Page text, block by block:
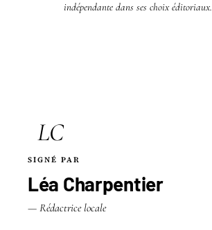
indépendante dans ses choix éditoriaux.
LC
SIGNÉ PAR
Léa Charpentier
— Rédactrice locale